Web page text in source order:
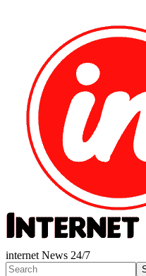
internet News 24/7